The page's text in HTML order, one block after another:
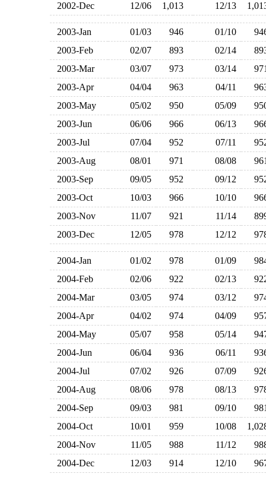
2002-Dec
12/06 1,013 12/13
2003-Jan 01/03 946 01/10
2003-Feb
02/07 893 02/14
2003-Mar
03/07 973 03/14
2003-Apr
04/04 963 04/11
2003-May
05/02 950 05/09
2003-Jun
06/06 966 06/13
2003-Jul
07/04 952 07/11
2003-Aug
08/01 971 08/08
2003-Sep
09/05 952 09/12
2003-Oct
10/03 966 10/10
2003-Nov
11/07 921 11/14
2003-Dec
12/05 978 12/12
2004-Jan 01/02 978 01/09
2004-Feb
02/06 922 02/13
2004-Mar
03/05 974 03/12
2004-Apr
04/02 974 04/09
2004-May
05/07 958 05/14
2004-Jun
06/04 936 06/11
2004-Jul
07/02 926 07/09
2004-Aug
08/06 978 08/13
2004-Sep
09/03 981 09/10
2004-Oct
10/01 959 10/08
2004-Nov
11/05 988 11/12
2004-Dec
12/03 914 12/10